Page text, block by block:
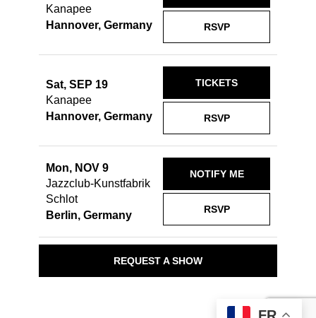
Kanapee
Hannover, Germany
RSVP
Sat, SEP 19
Kanapee
Hannover, Germany
RSVP
TICKETS
Mon, NOV 9
Jazzclub-Kunstfabrik
Schlot
Berlin, Germany
RSVP
NOTIFY ME
REQUEST A SHOW